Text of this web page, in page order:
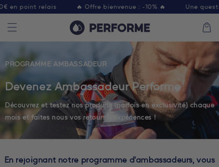
passer
contenu
en point relais 🔥 Offre bienvenue : -10% 🔥 Une
Panier
PROGRAMME AMBASSADEUR
Devenez Ambassadeur Performe
Découvrez et testez nos produits (parfois en exclusivité) chaque
mois et faites nous vos retours d’expériences !
En rejoignant notre programme d'ambassadeurs, vous